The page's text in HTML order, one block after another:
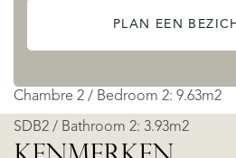
Séjour Cuisine: 49.56m2
Chambre 2 / Bedroom 2: 9.63m2
SDB2 / Bathroom 2: 3.93m2
PLAN EEN